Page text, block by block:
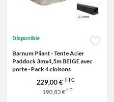
Disponible
Barnum Pliant - Tente Acier
Paddock 3mx4,5m BEIGE avec
porte - Pack 4 cloisons
229,00 € TTC
190,83 €HT